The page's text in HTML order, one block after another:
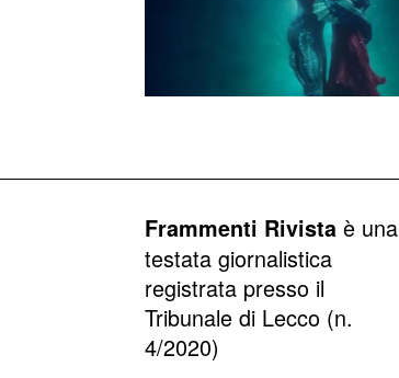
Frammenti Rivista è una
testata giornalistica
registrata presso il
Tribunale di Lecco (n.
4/2020)